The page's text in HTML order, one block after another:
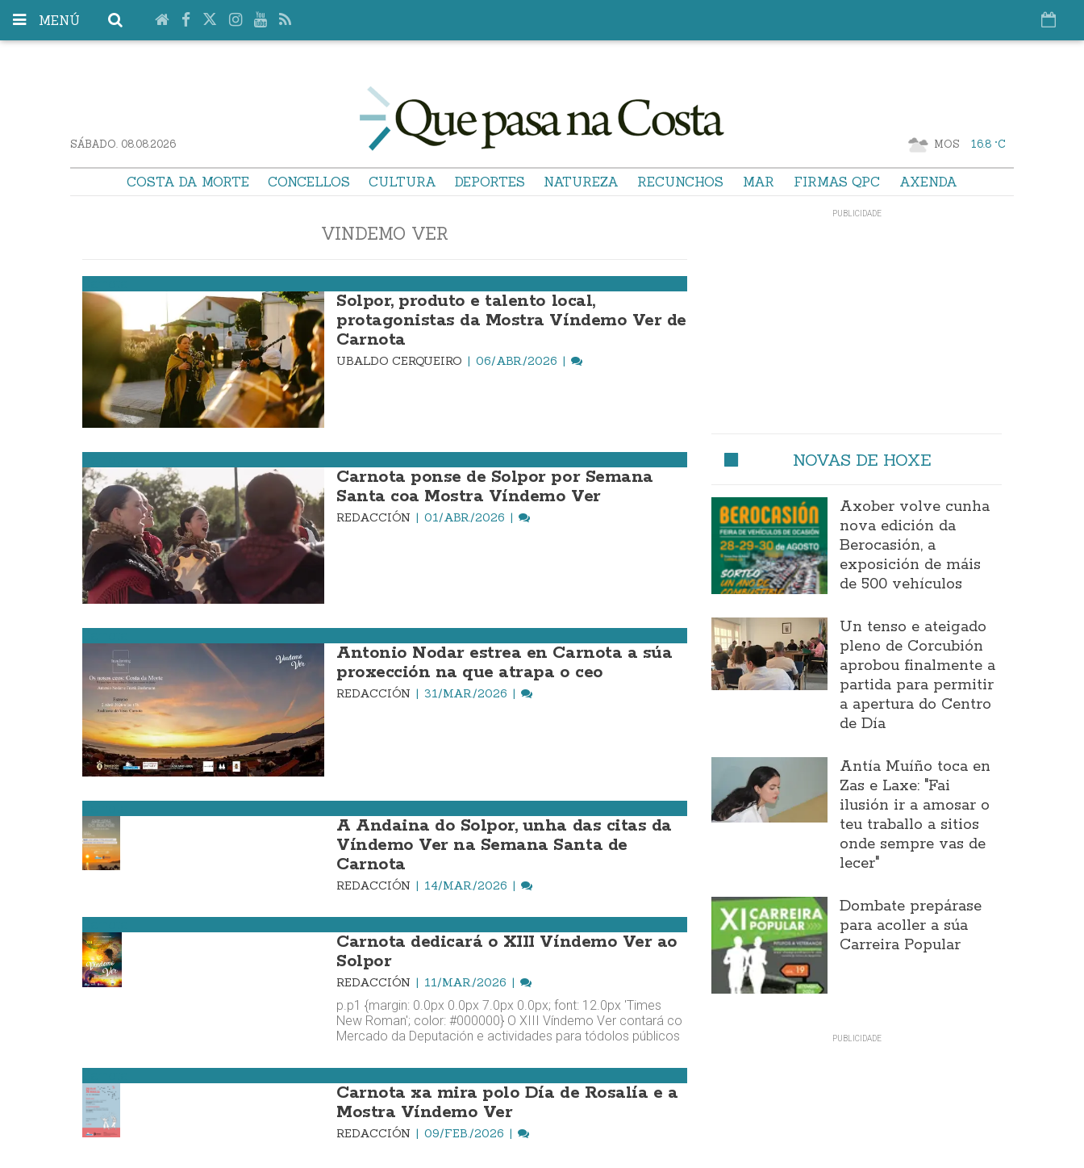
MENÚ
SÁBADO. 08.08.2026 MOS 16.8 °C
COSTA DA MORTE CONCELLOS CULTURA DEPORTES NATUREZA RECUNCHOS MAR FIRMAS QPC AXENDA
VINDEMO VER
Solpor, produto e talento local,
protagonistas da Mostra Víndemo Ver de
Carnota
UBALDO CERQUEIRO 06/ABR./2026
Carnota ponse de Solpor por Semana
Santa coa Mostra Víndemo Ver
REDACCIÓN 01/ABR./2026
Antonio Nodar estrea en Carnota a súa
proxección na que atrapa o ceo
REDACCIÓN 31/MAR./2026
A Andaina do Solpor, unha das citas da
Víndemo Ver na Semana Santa de
Carnota
REDACCIÓN 14/MAR./2026
Carnota dedicará o XIII Víndemo Ver ao
Solpor
REDACCIÓN 11/MAR./2026
p.p1 {margin: 0.0px 0.0px 7.0px 0.0px; font: 12.0px 'Times
New Roman'; color: #000000} O XIII Víndemo Ver contará co
Mercado da Deputación e actividades para tódolos públicos
Carnota xa mira polo Día de Rosalía e a
Mostra Víndemo Ver
REDACCIÓN 09/FEB./2026
NOVAS DE HOXE
Axober volve cunha
nova edición da
Berocasión, a
exposición de máis
de 500 vehículos
Un tenso e ateigado
pleno de Corcubión
aprobou finalmente a
partida para permitir
a apertura do Centro
de Día
Antía Muíño toca en
Zas e Laxe: "Fai
ilusión ir a amosar o
teu traballo a sitios
onde sempre vas de
lecer"
Dombate prepárase
para acoller a súa
Carreira Popular